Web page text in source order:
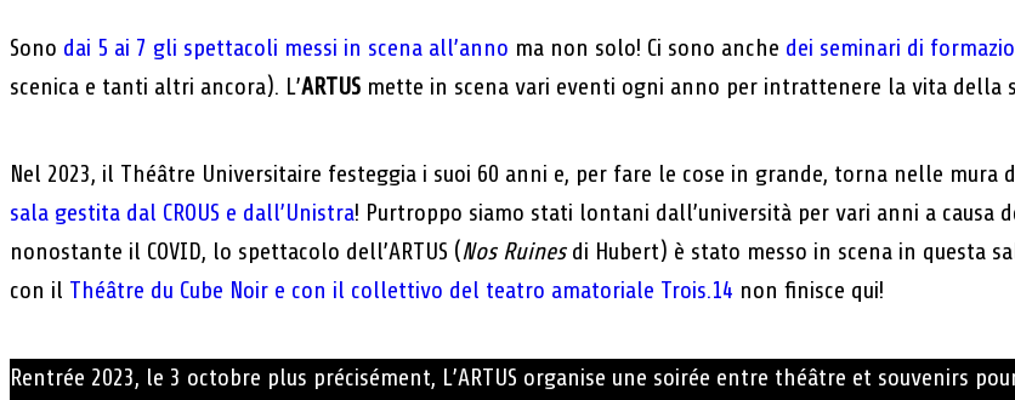
Sono dai 5 ai 7 gli spettacoli messi in scena all’anno ma non solo! Ci sono anche dei seminari di
scenica e tanti altri ancora). L’ARTUS mette in scena vari eventi ogni anno per intrattenere la vita della
Nel 2023, il Théâtre Universitaire festeggia i suoi 60 anni e, per fare le cose in grande, torna nelle
sala gestita dal CROUS e dall’Unistra! Purtroppo siamo stati lontani dall’università per vari anni a causa
nonostante il COVID, lo spettacolo dell’ARTUS (Nos Ruinesdi Hubert) è stato messo in scena in questa
con il Théâtre du Cube Noir e con il collettivo del teatro amatoriale Trois.14 non finisce qui!
Rentrée 2023, le 3 octobre plus précisément, L’ARTUS organise une soirée entre théâtre et souvenirs